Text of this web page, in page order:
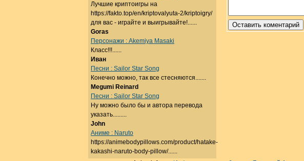
Лучшие криптоигры на
https://fakto.top/en/kriptovalyuta-2/kriptoigry/
для вас - играйте и выигрывайте!......
Goras
Персонажи : Akemiya Masaki
Класс!!!......
Иван
Песни : Sailor Star Song
Конечно можно, так все стесняются.......
Megumi Reinard
Песни : Sailor Star Song
Ну можно было бы и автора перевода
указать.........
John
Аниме : Naruto
https://animebodypillows.com/product/hatake-
kakashi-naruto-body-pillow/......